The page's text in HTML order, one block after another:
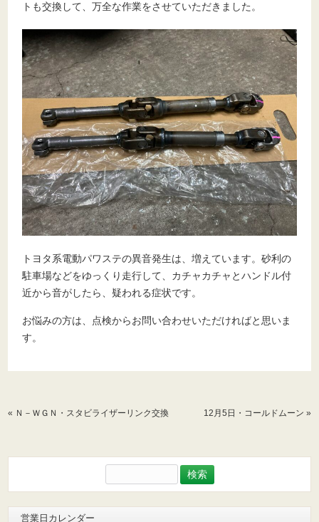
トも交換して、万全な作業をさせていただきました。
トヨタ系電動パワステの異音発生は、増えています。砂利の
駐車場などをゆっくり走行して、カチャカチャとハンドル付
近から音がしたら、疑われる症状です。
お悩みの方は、点検からお問い合わせいただければと思いま
す。
« Ｎ－ＷＧＮ・スタビライザーリンク交換 12月5日・コールドムーン »
索:
営業日カレンダー